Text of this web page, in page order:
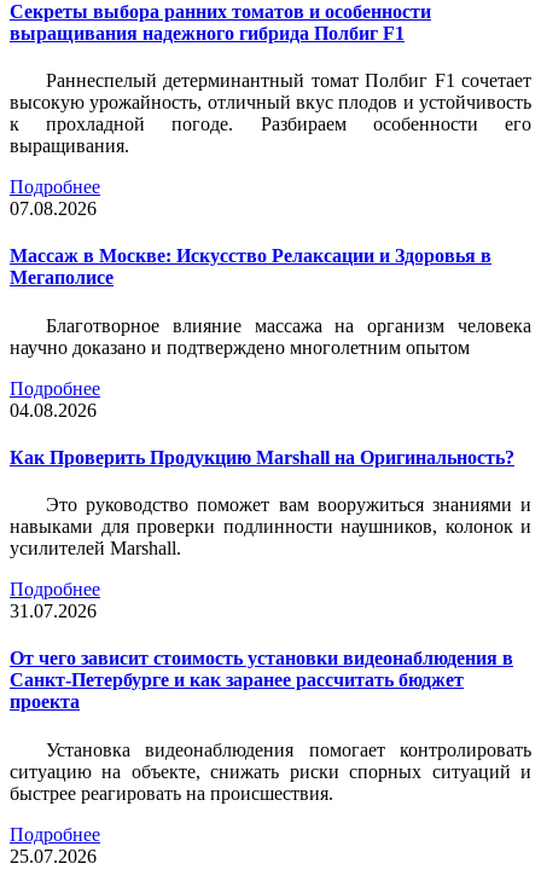
Секреты выбора ранних томатов и особенности
выращивания надежного гибрида Полбиг F1
Раннеспелый детерминантный томат Полбиг F1 сочетает
высокую урожайность, отличный вкус плодов и устойчивость
к прохладной погоде. Разбираем особенности его
выращивания.
Подробнее
07.08.2026
Массаж в Москве: Искусство Релаксации и Здоровья в
Мегаполисе
Благотворное влияние массажа на организм человека
научно доказано и подтверждено многолетним опытом
Подробнее
04.08.2026
Как Проверить Продукцию Marshall на Оригинальность?
Это руководство поможет вам вооружиться знаниями и
навыками для проверки подлинности наушников, колонок и
усилителей Marshall.
Подробнее
31.07.2026
От чего зависит стоимость установки видеонаблюдения в
Санкт-Петербурге и как заранее рассчитать бюджет
проекта
Установка видеонаблюдения помогает контролировать
ситуацию на объекте, снижать риски спорных ситуаций и
быстрее реагировать на происшествия.
Подробнее
25.07.2026